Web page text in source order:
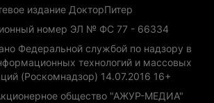
издание ДокторПитер
номер ЭЛ № ФС 77 - 66334
Федеральной службой по надзору в
технологий и массовых
(Роскомнадзор) 14.07.2016 16+
общество "АЖУР-МЕДИА"